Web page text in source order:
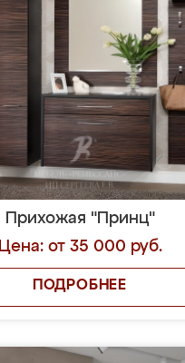
Прихожая "Принц"
Цена: от 35 000 руб.
ПОДРОБНЕЕ